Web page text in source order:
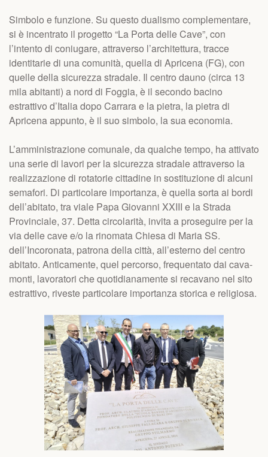
Simbolo e funzione. Su questo dualismo complementare,
si è incentrato il progetto “La Porta delle Cave”, con
l’intento di coniugare, attraverso l’architettura, tracce
identitarie di una comunità, quella di Apricena (FG), con
quelle della sicurezza stradale. Il centro dauno (circa 13
mila abitanti) a nord di Foggia, è il secondo bacino
estrattivo d’Italia dopo Carrara e la pietra, la pietra di
Apricena appunto, è il suo simbolo, la sua economia.
L’amministrazione comunale, da qualche tempo, ha attivato
una serie di lavori per la sicurezza stradale attraverso la
realizzazione di rotatorie cittadine in sostituzione di alcuni
semafori. Di particolare importanza, è quella sorta ai bordi
dell’abitato, tra viale Papa Giovanni XXIII e la Strada
Provinciale, 37. Detta circolarità, invita a proseguire per la
via delle cave e/o la rinomata Chiesa di Maria SS.
dell’Incoronata, patrona della città, all’esterno del centro
abitato. Anticamente, quel percorso, frequentato dai cava-
monti, lavoratori che quotidianamente si recavano nel sito
estrattivo, riveste particolare importanza storica e religiosa.